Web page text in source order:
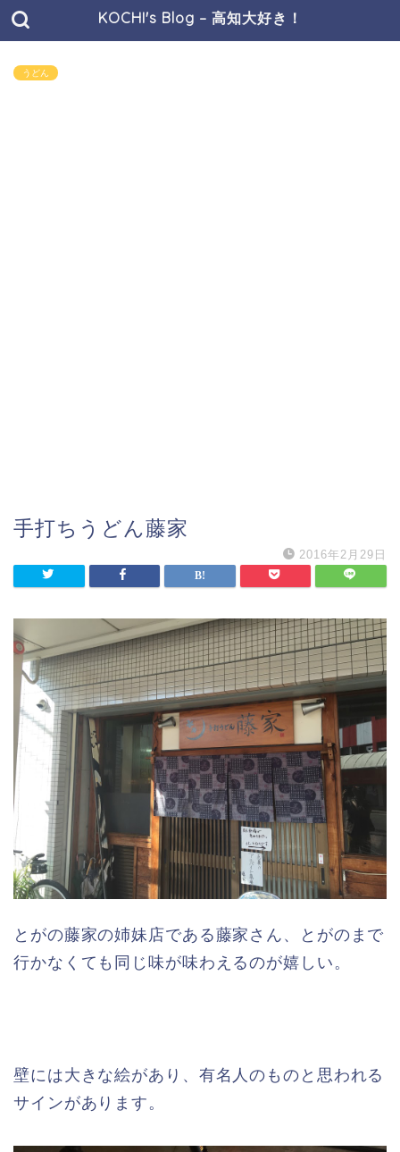
KOCHI's Blog – 高知大好き！
うどん
手打ちうどん藤家
2016年2月29日
とがの藤家の姉妹店である藤家さん、とがのまで
行かなくても同じ味が味わえるのが嬉しい。
壁には大きな絵があり、有名人のものと思われる
サインがあります。